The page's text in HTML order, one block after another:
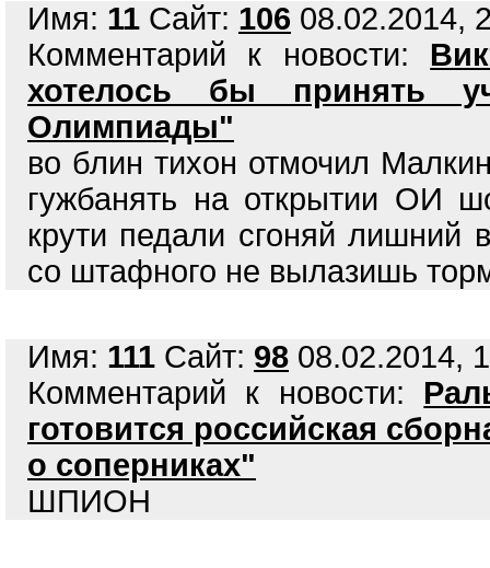
Имя: 11 Сайт: 106 08.02.2014,
Комментарий к новости:
хотелось бы принять
Олимпиады"
во блин тихон отмочил
гужбанять на открытии ОИ
крути педали сгоняй лишний
со штафного не вылазишь
Имя: 111 Сайт: 98 08.02.2014,
Комментарий к новости:
готовится российская
о соперниках"
ШПИОН